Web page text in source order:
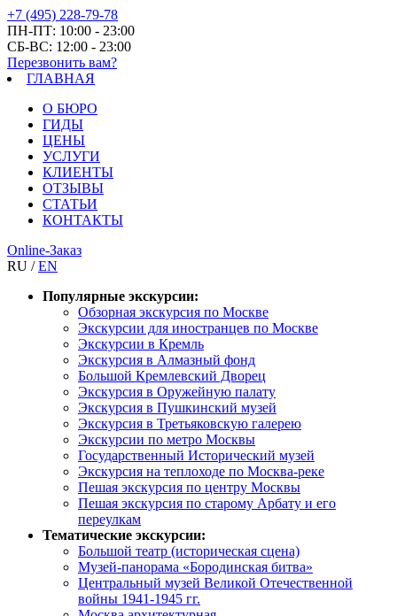
+7 (495) 228-79-78
ПН-ПТ: 10:00 - 23:00
СБ-ВС: 12:00 - 23:00
Перезвонить вам?
ГЛАВНАЯ
О БЮРО
ГИДЫ
ЦЕНЫ
УСЛУГИ
КЛИЕНТЫ
ОТЗЫВЫ
СТАТЬИ
КОНТАКТЫ
Online-Заказ
RU /EN
Популярные экскурсии:
Обзорная экскурсия по Москве
Экскурсии для иностранцев по Москве
Экскурсии в Кремль
Экскурсия в Алмазный фонд
Большой Кремлевский Дворец
Экскурсия в Оружейную палату
Экскурсия в Пушкинский музей
Экскурсия в Третьяковскую галерею
Экскурсии по метро Москвы
Государственный Исторический музей
Экскурсия на теплоходе по Москва-реке
Пешая экскурсия по центру Москвы
Пешая экскурсия по старому Арбату и его
переулкам
Тематические экскурсии:
Большой театр (историческая сцена)
Музей-панорама «Бородинская битва»
Центральный музей Великой Отечественной
войны 1941-1945 гг.